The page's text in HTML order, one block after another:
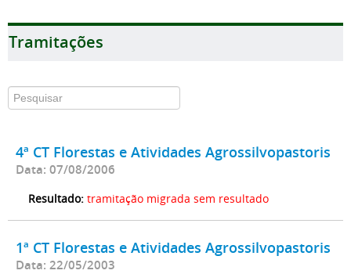
Tramitações
4ª CT Florestas e Atividades Agrossilvopastoris
Data: 07/08/2006
Resultado: tramitação migrada sem resultado
1ª CT Florestas e Atividades Agrossilvopastoris
Data: 22/05/2003